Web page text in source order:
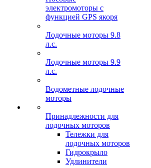
электромоторы с
функцией GPS якоря
Лодочные моторы 9.8
л.с.
Лодочные моторы 9.9
л.с.
Водометные лодочные
моторы
Принадлежности для
лодочных моторов
Тележки для
лодочных моторов
Гидрокрыло
Удлинители